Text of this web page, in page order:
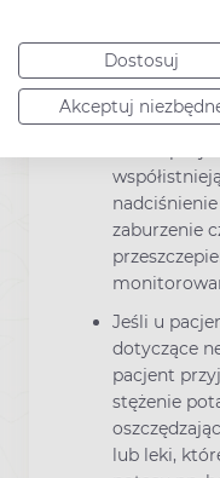
Dostosuj
Akceptuj
W razie
odstawić lek.
zaburzenie
Jeśli u
dotyczące
pacjent
stężenie
lub leki,